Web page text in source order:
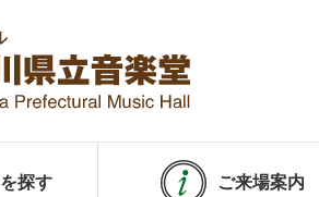
探す ご来場案内